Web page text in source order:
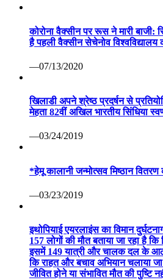
कोरोना वैक्सीन पर रूस ने मारी
है पहली वैक्सीन सेचेनोव विश्वविद्यालय
—07/13/2020
खिलाडी अपने श्रेष्ठ प्रदर्षन से
मेहता 82वीं अखिल भारतीय सिंधिया
—03/24/2019
*हेमू कालानी जन्मोत्सव मिष्ठान
—03/23/2019
इथोपियाई एयरलाइंस का विमान
157 लोगों की मौत बताया जा रहा है कि
इसमें 149 यात्री और चालक दल के
कि राहत और बचाव अभियान चलाया
जीवित होने या संभावित मौत की पुष्टि